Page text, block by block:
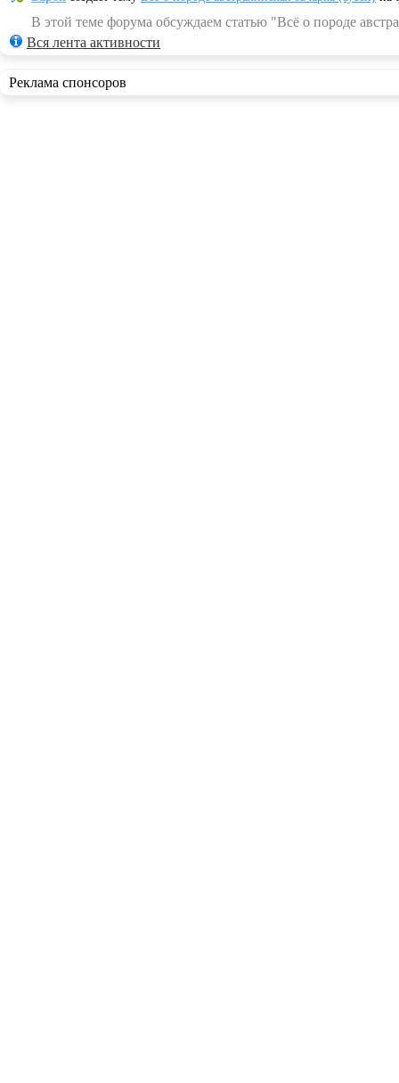
В этой теме форума обсуждаем статью "Всё о породе
Вся лента активности
Реклама спонсоров